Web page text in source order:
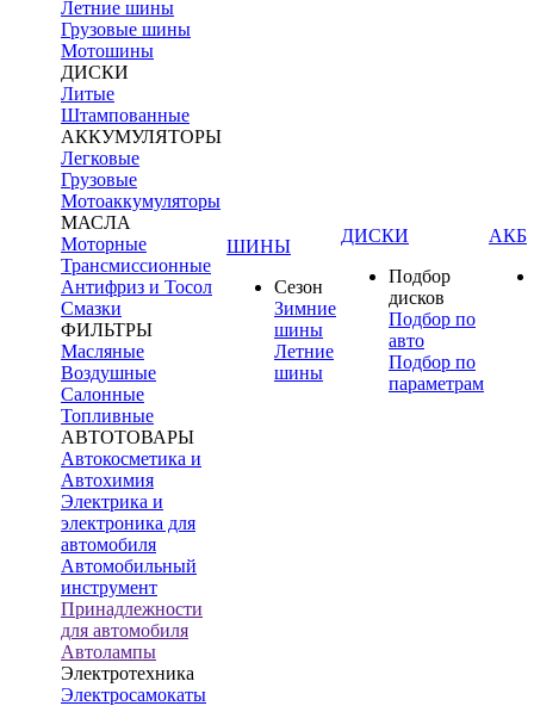
Летние шины
Грузовые шины
Мотошины
ДИСКИ
Литые
Штампованные
АККУМУЛЯТОРЫ
Легковые
Грузовые
Мотоаккумуляторы
МАСЛА
Моторные
Трансмиссионные
Антифриз и Тосол
Смазки
ФИЛЬТРЫ
Масляные
Воздушные
Салонные
Топливные
АВТОТОВАРЫ
Автокосметика и
Автохимия
Электрика и
электроника для
автомобиля
Автомобильный
инструмент
Принадлежности
для автомобиля
Автолампы
Электротехника
Электросамокаты
ШИНЫ
Сезон
Зимние
шины
Летние
шины
ДИСКИ
Подбор
дисков
Подбор по
авто
Подбор по
параметрам
АКБ